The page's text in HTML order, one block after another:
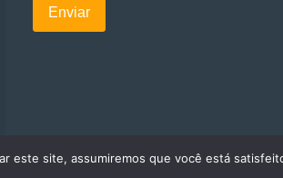
este site, assumiremos que você está